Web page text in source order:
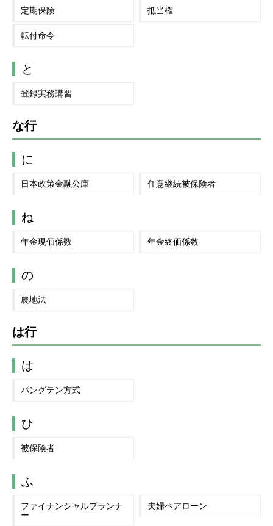
定期保険 抵当権
転付命令
と
登録実務講習
な行
に
日本政策金融公庫 任意継続被保険者
ね
年金現価係数 年金終価係数
の
農地法
は行
は
パングテン方式
ひ
被保険者
ふ
ファイナンシャルプランナ
ー
夫婦ペアローン